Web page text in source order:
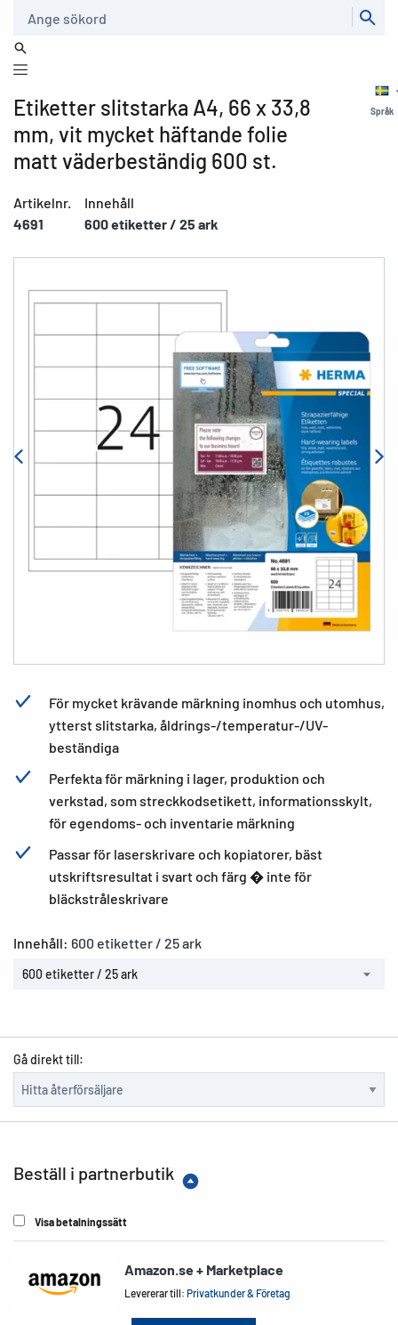
Språk
Etiketter slitstarka A4, 66 x 33,8
mm, vit mycket häftande folie
matt väderbeständig 600 st.
Artikelnr.
4691
Innehåll
600 etiketter / 25 ark
För mycket krävande märkning inomhus och utomhus,
ytterst slitstarka, åldrings-/temperatur-/UV-
beständiga
Perfekta för märkning i lager, produktion och
verkstad, som streckkodsetikett, informationsskylt,
för egendoms- och inventarie märkning
Passar för laserskrivare och kopiatorer, bäst
utskriftsresultat i svart och färg � inte för
bläckstråleskrivare
Innehåll: 600 etiketter / 25 ark
600 etiketter / 25 ark
Gå direkt till:
Beställ i partnerbutik
Visa betalningssätt
Amazon.se + Marketplace
Levererar till:Privatkunder & Företag